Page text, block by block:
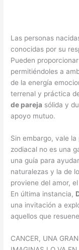
Las personas
conocidas por su
Pueden
permitiéndoles a
de la energía
terrenal y práctica
de pareja sólida y
apoyo mutuo.
Sin embargo, vale
zodiacal no es una
una guía para
naturalezas y la de
proviene del amor,
En última instancia,
una invitación a
aquellos que
CANCER, UNA